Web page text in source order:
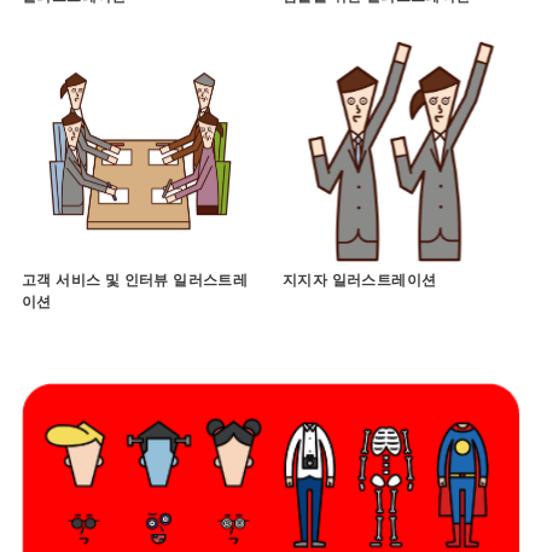
고객 서비스 및 인터뷰 일러스트레
이션
지지자 일러스트레이션